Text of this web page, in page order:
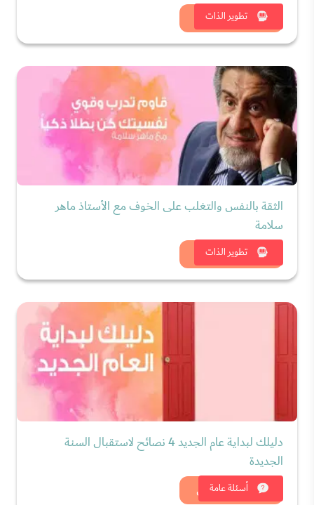
تطوير الذات
شاهد الان
تطوير الذات
الثقة بالنفس والتغلب على الخوف مع الأستاذ ماهر
سلامة
شاهد الان
أسئلة عامة
دليلك لبداية عام الجديد 4 نصائح لاستقبال السنة
الجديدة
شاهد الان